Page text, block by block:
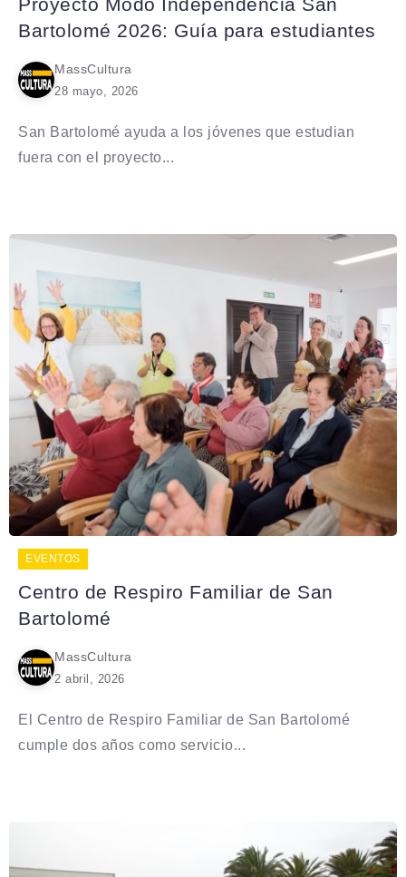
Bartolomé 2026: Guía para estudiantes
MassCultura
28 mayo, 2026
San Bartolomé ayuda a los jóvenes que estudian
fuera con el proyecto...
EVENTOS
Centro de Respiro Familiar de San
Bartolomé
MassCultura
2 abril, 2026
El Centro de Respiro Familiar de San Bartolomé
cumple dos años como servicio...